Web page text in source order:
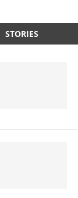
STORIES